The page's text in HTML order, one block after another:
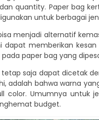
quantity. Paper bag
untuk berbagai
menjadi alternatif
memberikan
paper bag yang
saja dapat dicetak
adalah bahwa warna
color. Umumnya
budget.